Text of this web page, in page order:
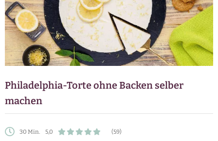
Philadelphia-Torte ohne Backen selber
machen
30 Min. 5,0 (59)